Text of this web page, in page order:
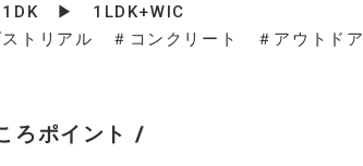
1DK ▶ 1LDK+WIC
ストリアル ＃コンクリート ＃アウトドア
ろポイント /